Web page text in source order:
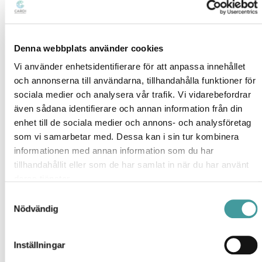
Denna webbplats använder cookies
Vi använder enhetsidentifierare för att anpassa innehållet
och annonserna till användarna, tillhandahålla funktioner för
sociala medier och analysera vår trafik. Vi vidarebefordrar
även sådana identifierare och annan information från din
enhet till de sociala medier och annons- och analysföretag
som vi samarbetar med. Dessa kan i sin tur kombinera
informationen med annan information som du har
tillhandahållit eller som de har samlat in när du har använt
Nödvändig
Inställningar
• LED-lysrör med konverteringssats som hamnar under
får utföras av person med tillräckliga kunskaper eller om
måste ombyggnaden endast skall utföras av behörig
person).Läs mer
Ombyggnad av den befintliga armaturen
Om belysningsarmaturerna är av äldre
slag (material såsom lamphållare,plintar och kablar är ofta i
dåligt skick) så rekommenderas i det alltid att byta till nya